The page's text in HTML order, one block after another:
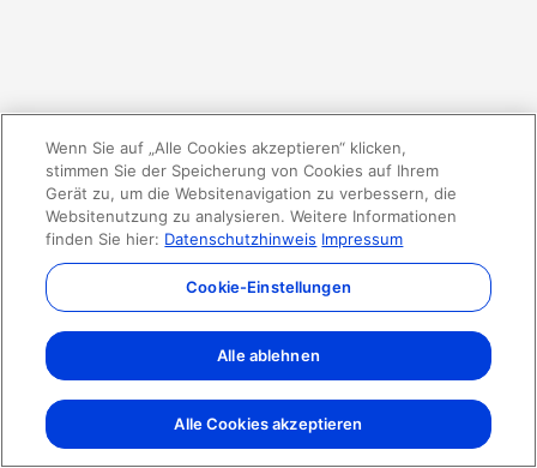
Wenn Sie auf „Alle Cookies akzeptieren“ klicken,
stimmen Sie der Speicherung von Cookies auf Ihrem
Gerät zu, um die Websitenavigation zu verbessern, die
Websitenutzung zu analysieren. Weitere Informationen
finden Sie hier: Datenschutzhinweis Impressum
Cookie-Einstellungen
Alle ablehnen
Alle Cookies akzeptieren